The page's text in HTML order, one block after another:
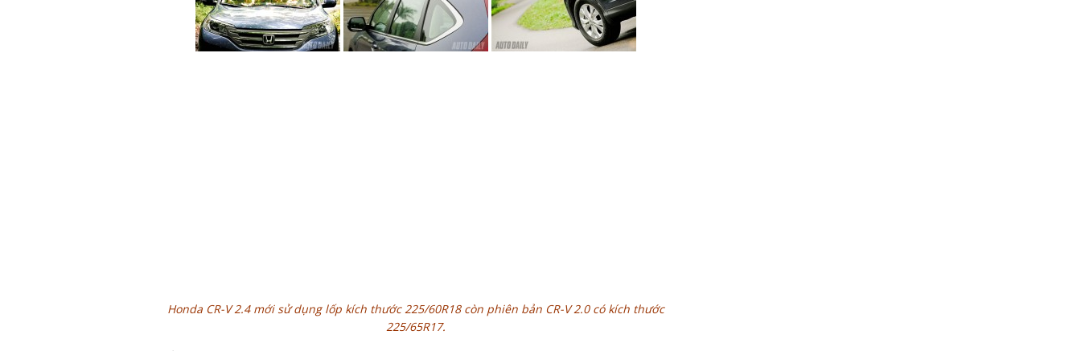
Honda CR-V 2.4 mới sử dụng lốp kích thước 225/60R18 còn phiên bản CR-V 2.0 có kích thước
225/65R17.